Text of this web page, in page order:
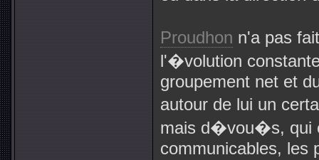
Proudhon n'a pas
l'�volution
groupement net et
autour de lui un
mais d�vou�s, qui
communicables, les